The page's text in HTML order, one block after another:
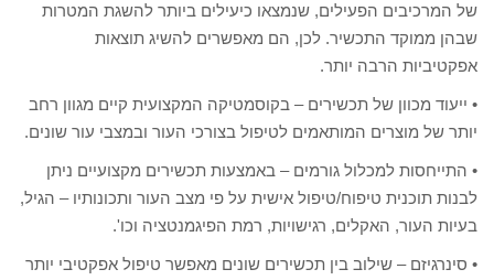
של המרכיבים הפעילים, שנמצאו כיעילים ביותר להשגת המטרות
שבהן ממוקד התכשיר. לכן, הם מאפשרים להשיג תוצאות
אפקטיביות הרבה יותר.
• ייעוד מכוון של תכשירים – בקוסמטיקה המקצועית קיים מגוון רחב
יותר של מוצרים המותאמים לטיפול בצורכי העור ובמצבי עור שונים.
• התייחסות למכלול גורמים – באמצעות תכשירים מקצועיים ניתן
לבנות תוכנית טיפוח/טיפול אישית על פי מצב העור ותכונותיו – הגיל,
בעיות העור, האקלים, רגישויות, רמת הפיגמנטציה וכו'.
• סינרגיזם – שילוב בין תכשירים שונים מאפשר טיפול אפקטיבי יותר